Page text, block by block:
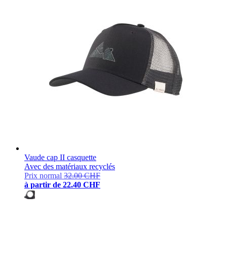
Vaude cap II casquette
Avec des matériaux recyclés
Prix normal 32.00 CHF
à partir de 22.40 CHF